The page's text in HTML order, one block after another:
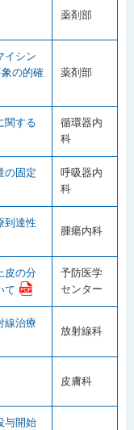
薬剤部
イシン
の的確
薬剤部
関する
循環器内
科
の固定
呼吸器内
科
到達性
腫瘍内科
皮の分
て
予防医学
センター
線治療
放射線科
皮膚科
与開始